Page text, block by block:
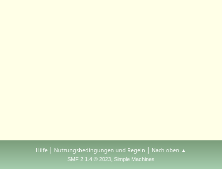
Hilfe | Nutzungsbedingungen und Regeln | Nach oben ▲
SMF 2.1.4 © 2023, Simple Machines